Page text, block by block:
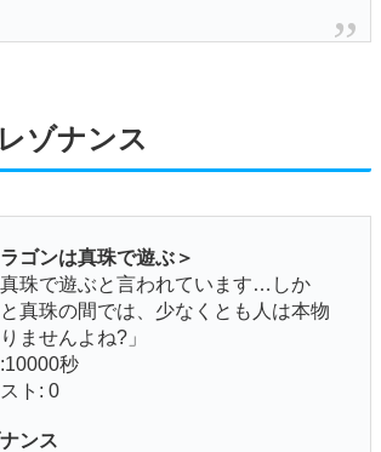
ゾナンス
ゴンは真珠で遊ぶ＞
真珠で遊ぶと言われています…しか
真珠の間では、少なくとも人は本物
ませんよね?」
秒
ト: 0
ンス